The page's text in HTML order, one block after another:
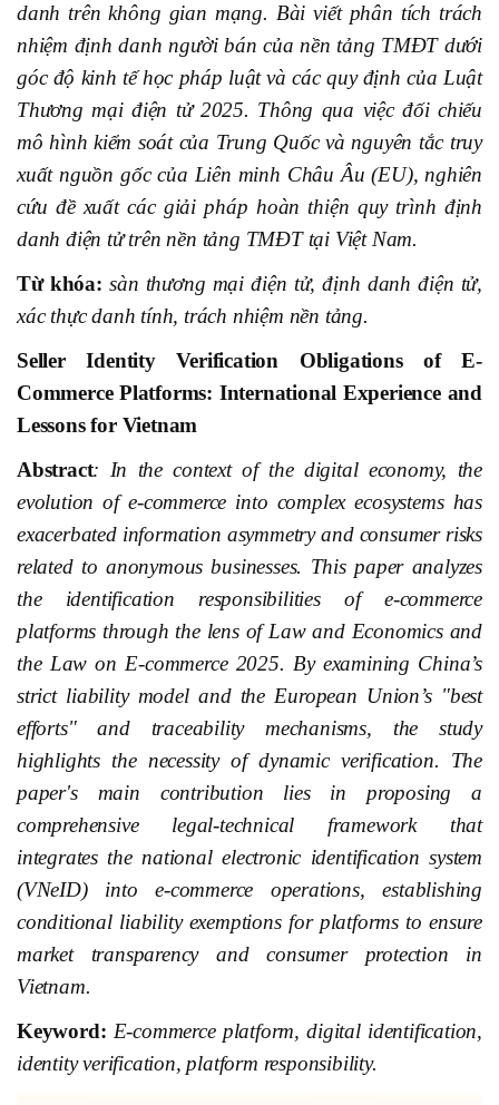
danh trên không gian mạng. Bài viết phân tích trách
nhiệm định danh người bán của nền tảng TMĐT dưới
góc độ kinh tế học pháp luật và các quy định của Luật
Thương mại điện tử 2025. Thông qua việc đối chiếu
mô hình kiểm soát của Trung Quốc và nguyên tắc truy
xuất nguồn gốc của Liên minh Châu Âu (EU), nghiên
cứu đề xuất các giải pháp hoàn thiện quy trình định
danh điện tử trên nền tảng TMĐT tại Việt Nam.
Từ khóa: sàn thương mại điện tử, định danh điện tử,
xác thực danh tính, trách nhiệm nền tảng.
Seller Identity Verification Obligations of E-
Commerce Platforms: International Experience and
Lessons for Vietnam
Abstract: In the context of the digital economy, the
evolution of e-commerce into complex ecosystems has
exacerbated information asymmetry and consumer risks
related to anonymous businesses. This paper analyzes
the identification responsibilities of e-commerce
platforms through the lens of Law and Economics and
the Law on E-commerce 2025. By examining China’s
strict liability model and the European Union’s "best
efforts" and traceability mechanisms, the study
highlights the necessity of dynamic verification. The
paper's main contribution lies in proposing a
comprehensive legal-technical framework that
integrates the national electronic identification system
(VNeID) into e-commerce operations, establishing
conditional liability exemptions for platforms to ensure
market transparency and consumer protection in
Vietnam.
Keyword: E-commerce platform, digital identification,
identity verification, platform responsibility.